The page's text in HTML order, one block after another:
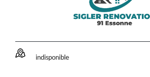
indisponible